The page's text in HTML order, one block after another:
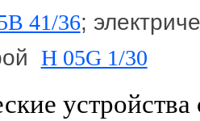
41/36;
H 05G 1/30